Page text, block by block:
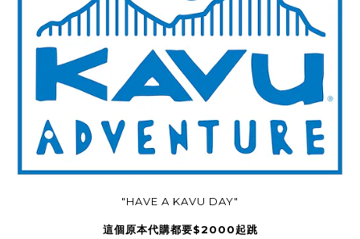
"HAVE A KAVU DAY"
這個原本代購都要$2000起跳